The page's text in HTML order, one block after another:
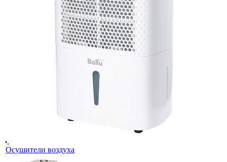
Осушители воздуха